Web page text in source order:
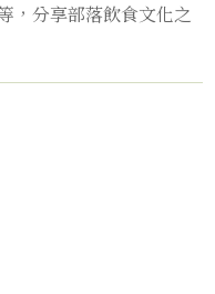
，分享部落飲食文化之